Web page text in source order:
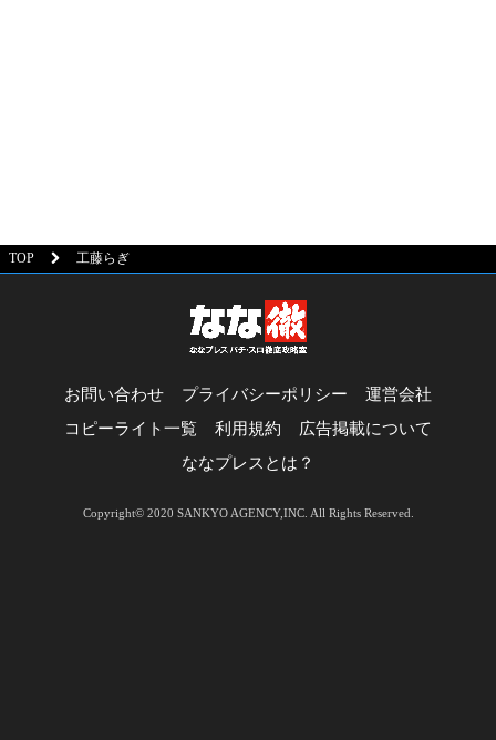
TOP 工藤らぎ
お問い合わせ プライバシーポリシー
運営会社
コピーライト一覧
利用規約
広告掲載について
ななプレスとは？
Copyright© 2020 SANKYO AGENCY,INC. All Rights Reserved.